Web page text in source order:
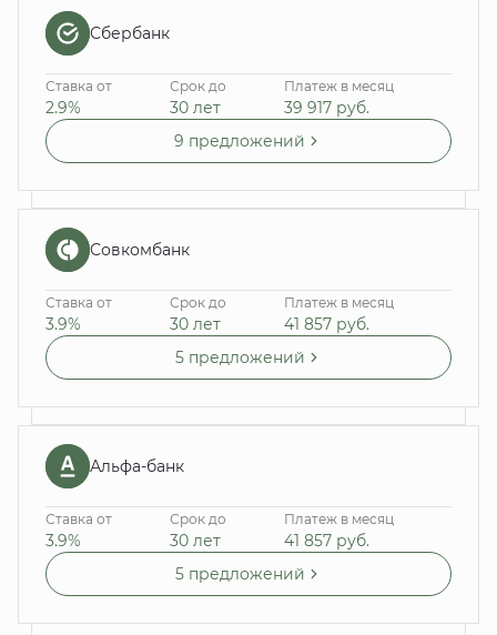
Сбербанк
Ставка от
2.9%
Срок до
30 лет
Платеж в месяц
39 917 руб.
9 предложений
Совкомбанк
Ставка от
3.9%
Срок до
30 лет
Платеж в месяц
41 857 руб.
5 предложений
Альфа-банк
Ставка от
3.9%
Срок до
30 лет
Платеж в месяц
41 857 руб.
5 предложений